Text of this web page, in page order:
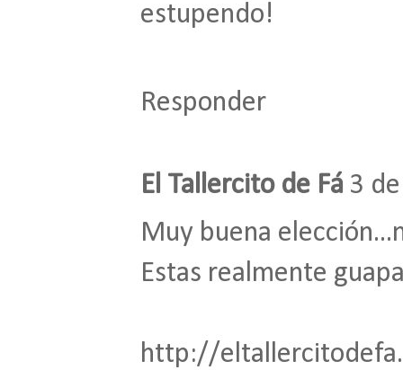
estupendo!
Responder
El Tallercito de Fá 3
Muy buena
Estas realmente
http://